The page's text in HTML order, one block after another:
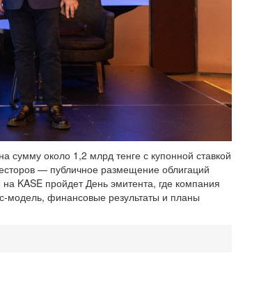
около 1,2 млрд тенге с купонной ставкой
— публичное размещение облигаций
KASE пройдет День эмитента, где компания
модель, финансовые результаты и планы